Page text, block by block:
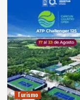
Turismo